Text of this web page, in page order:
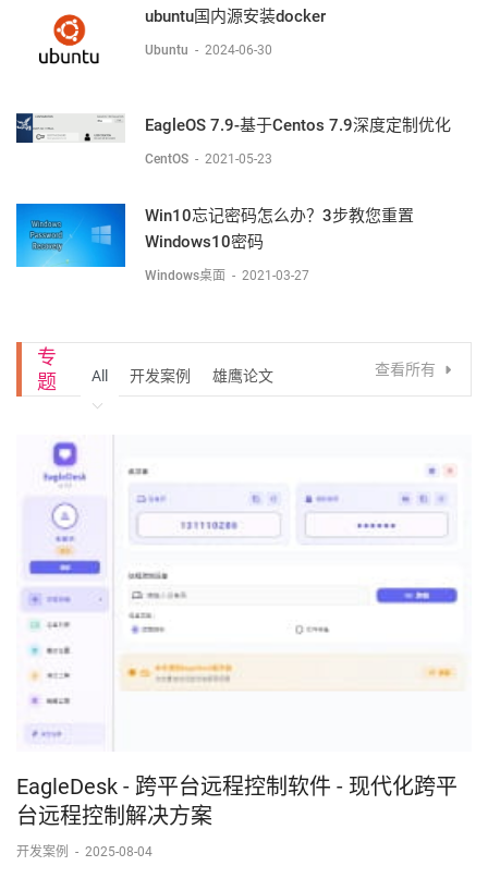
ubuntu国内源安装docker
Ubuntu - 2024-06-30
EagleOS 7.9-基于Centos 7.9深度定制优化
CentOS - 2021-05-23
Win10忘记密码怎么办？3步教您重置
Windows10密码
Windows桌面 - 2021-03-27
专
题
All 开发案例 雄鹰论文 查看所有
EagleDesk - 跨平台远程控制软件 - 现代化跨平
台远程控制解决方案
开发案例 - 2025-08-04